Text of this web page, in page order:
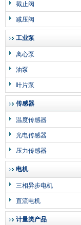
截止阀
减压阀
工业泵
离心泵
油泵
叶片泵
传感器
温度传感器
光电传感器
压力传感器
电机
三相异步电机
直流电机
计量类产品